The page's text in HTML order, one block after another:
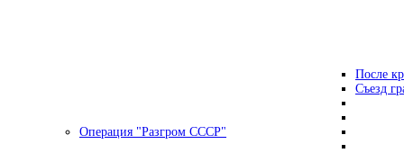
После
Съезд
Операция "Разгром СССР"